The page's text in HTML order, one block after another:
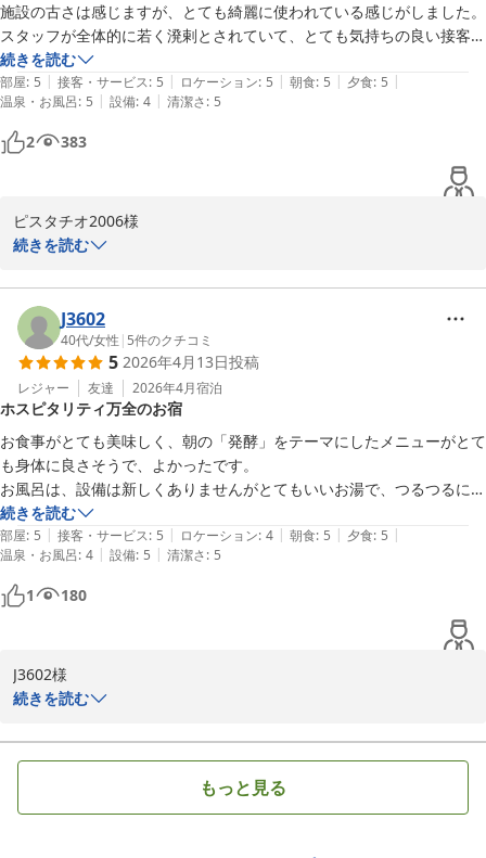
幸いでございます。
一方で、お風呂上がりのウォーターサーバーのコップが切れていた
とのこと、せっかくの湯上がりのひとときに、ご不便とご不快な思
いをさせてしまい誠に申し訳ございませんでした。今後はこのよう
なことがないよう、こまめな巡回とチェックを徹底し、快適にお過
ごしいただける環境づくりに努めてまいります。
貴重なご指摘をいただき、心より感謝申し上げます。「また伺いた
い」とのお言葉にお応えできるよう、次回はさらにおもてなしに磨
きをかけてお待ちしております。ぜひまた、心地よい温泉と美味し
スタッフ一同、お客様との再会を心よりお待ち申し上げておりま
小野川温泉 名湯の宿 吾妻荘
2026-02-28
施設の古さは感じますが、とても綺麗に使われている感じがしました。
スタッフが全体的に若く溌剌とされていて、とても気持ちの良い接客で
した。
また是非伺いたいです。
続きを読む
部屋: 5 | 接客・サービス: 5 | ロケーション: 5 | 朝食: 5 | 夕食: 5 |
温泉・お風呂: 5 | 設備: 4 | 清潔さ: 5
2 383
ピスタチオ2006様
この度は、小野川温泉 吾妻荘にご宿泊いただき、誠にありがとうご
栄に存じます。
お食事と泉質につきまして最高とのお言葉を頂戴し、私共にとって
これ以上の喜びはございません。当館自慢の米沢牛をはじめとする
地元の滋味豊かなお料理、そしてお肌に優しい源泉掛け流しの湯を
存分にご堪能いただけたのであれば幸甚に存じます。建物の経年に
つきましては、お客様の仰る通り歴史を重ねておりますが、いつお
帰りいただいても心地よくお過ごしいただけるよう、日々の清掃と
手入れには細心の注意を払っております。その点を感じ取っていた
だき、温かいお言葉を賜りましたこと、清掃スタッフも大変励みに
なります。
また、スタッフの接客についても、若いスタッフたちの活気を感じ
ていただき、お褒めいただきましたこと、心より感謝申し上げま
す。お客様に笑顔でお過ごしいただくことが、私共スタッフにとっ
て何よりの原動力でございます。頂戴したお言葉を胸に、これから
も老舗としての伝統を守りつつ、より一層洗練されたおもてなしに
努めてまいります。
小野川温泉は、夏は蛍の舞い、秋は色鮮やかな紅葉、そして冬は幻
想的な雪景色と、季節ごとに全く異なる趣を見せてくれます。ぜひ
また、心休まるひとときをお過ごしに当館へお帰りくださいませ。
お客様のまたのご来館を、スタッフ一同、心よりお待ち申し上げて
続きを読む
J3602
40代/女性 | 5件のクチコミ
5 2026年4月13日投稿
レジャー 友達 2026年4月宿泊
ホスピタリティ万全のお宿
お食事がとても美味しく、朝の「発酵」をテーマにしたメニューがとて
も身体に良さそうで、よかったです。
お風呂は、設備は新しくありませんがとてもいいお湯で、つるつるにな
りました。
お部屋がとても清潔で、共用の廊下も含めて掃除が行き届いており、と
ても気持ちが良かったです。
スタッフさんのホスピタリティが大変よくて、嬉しかったです。
大切な人を偲ぶ旅でしたが、スタッフさんが察してくださり、とてもあ
続きを読む
部屋: 5 | 接客・サービス: 5 | ロケーション: 4 | 朝食: 5 | 夕食: 5 |
温泉・お風呂: 4 | 設備: 5 | 清潔さ: 5
1 180
J3602様
この度は小野川温泉 吾妻荘にご宿泊いただき、誠にありがとうござ
ご旅行の場に当館をお選びいただけたこと、心より光栄に存じま
す。
そのような静かなお気持ちに寄り添うことができたのであれば、私
続きを読む
もっと見る